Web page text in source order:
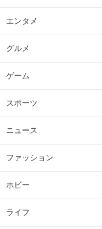
エンタメ
グルメ
ゲーム
スポーツ
ニュース
ファッション
ホビー
ライフ